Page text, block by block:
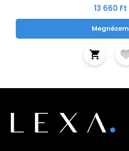
13 660 Ft
Megnézem